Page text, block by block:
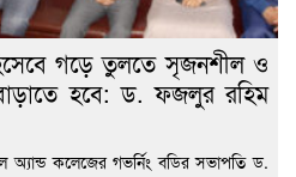
গড়ে তুলতে সৃজনশীল ও
বাড়াতে হবে: ড. ফজলুর রহিম
অ্যান্ড কলেজের গভর্নিং বডির সভাপতি ড.